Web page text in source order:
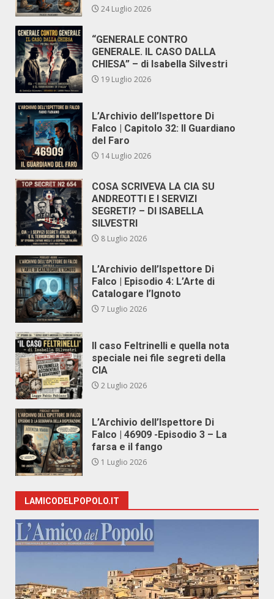
24 Luglio 2026
“GENERALE CONTRO
GENERALE. IL CASO DALLA
CHIESA” – di Isabella Silvestri
19 Luglio 2026
L’Archivio dell’Ispettore Di
Falco | Capitolo 32: Il Guardiano
del Faro
14 Luglio 2026
COSA SCRIVEVA LA CIA SU
ANDREOTTI E I SERVIZI
SEGRETI? – DI ISABELLA
SILVESTRI
8 Luglio 2026
L’Archivio dell’Ispettore Di
Falco | Episodio 4: L’Arte di
Catalogare l’Ignoto
7 Luglio 2026
Il caso Feltrinelli e quella nota
speciale nei file segreti della
CIA
2 Luglio 2026
L’Archivio dell’Ispettore Di
Falco | 46909 -Episodio 3 – La
farsa e il fango
1 Luglio 2026
LAMICODELPOPOLO.IT